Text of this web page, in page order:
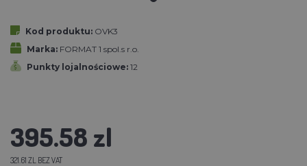
Kod produktu: OVK3
Marka: FORMAT 1 spol.s r.o.
Punkty lojalnościowe: 12
395.58 zl
321.61 ZL BEZ VAT